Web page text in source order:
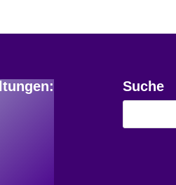
: Suche